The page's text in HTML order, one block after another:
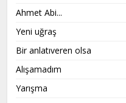
Ahmet Abi...
Yeni uğraş
Bir anlatıveren olsa
Alışamadım
Yarışma